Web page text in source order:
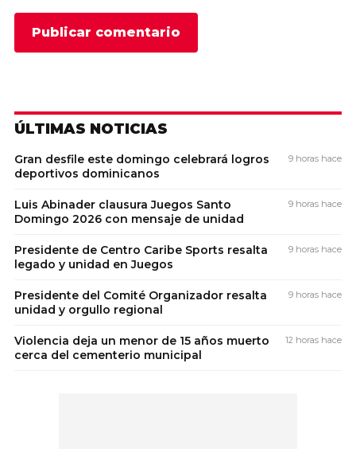
ÚLTIMAS NOTICIAS
Gran desfile este domingo celebrará logros
deportivos dominicanos
9 horas hace
Luis Abinader clausura Juegos Santo
Domingo 2026 con mensaje de unidad
9 horas hace
Presidente de Centro Caribe Sports resalta
legado y unidad en Juegos
9 horas hace
Presidente del Comité Organizador resalta
unidad y orgullo regional
9 horas hace
Violencia deja un menor de 15 años muerto
cerca del cementerio municipal
12 horas hace